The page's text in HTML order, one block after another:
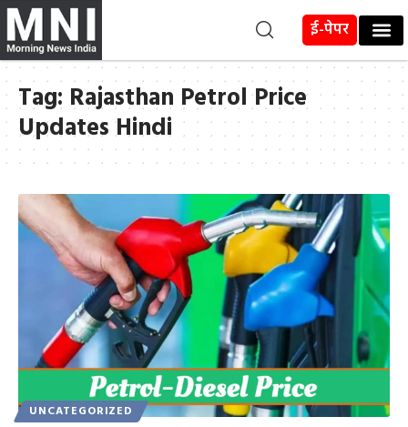
ई-पेपर
Tag: Rajasthan Petrol Price
Updates Hindi
UNCATEGORIZED